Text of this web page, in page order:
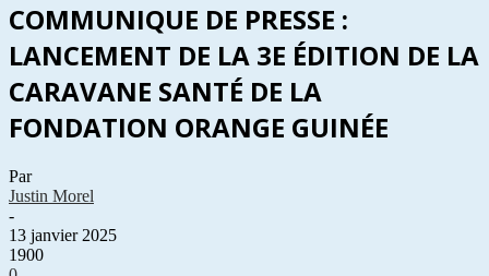
COMMUNIQUE DE PRESSE :
LANCEMENT DE LA 3E ÉDITION DE LA
CARAVANE SANTÉ DE LA
FONDATION ORANGE GUINÉE
Par
Justin Morel
-
13 janvier 2025
1900